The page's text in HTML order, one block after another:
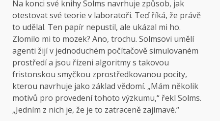
Na konci své knihy Solms navrhuje způsob, jak
otestovat své teorie v laboratoři. Teď říká, že právě
to udělal. Ten papír nepustil, ale ukázal mi ho.
Zlomilo mi to mozek? Ano, trochu. Solmsovi umělí
agenti žijí v jednoduchém počítačově simulovaném
prostředí a jsou řízeni algoritmy s takovou
fristonskou smyčkou zprostředkovanou pocity,
kterou navrhuje jako základ vědomí. „Mám několik
motivů pro provedení tohoto výzkumu,“ řekl Solms.
„Jedním z nich je, že je to zatraceně zajímavé.“